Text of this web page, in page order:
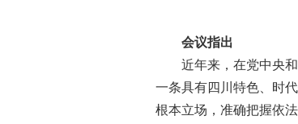
会议指出
近年来，在党中央和
一条具有四川特色、时
根本立场，准确把握依